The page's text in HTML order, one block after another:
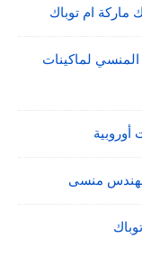
ماركة ام توباك
لماكينات
منسى